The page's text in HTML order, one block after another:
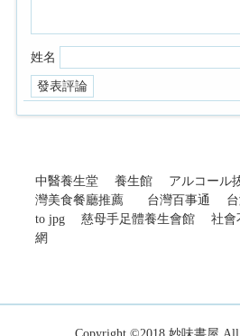
姓名
中醫養生堂 養生館 アルコール
灣美食餐廳推薦
台灣百事通
to jpg
慈母手足體養生會館 社會
網